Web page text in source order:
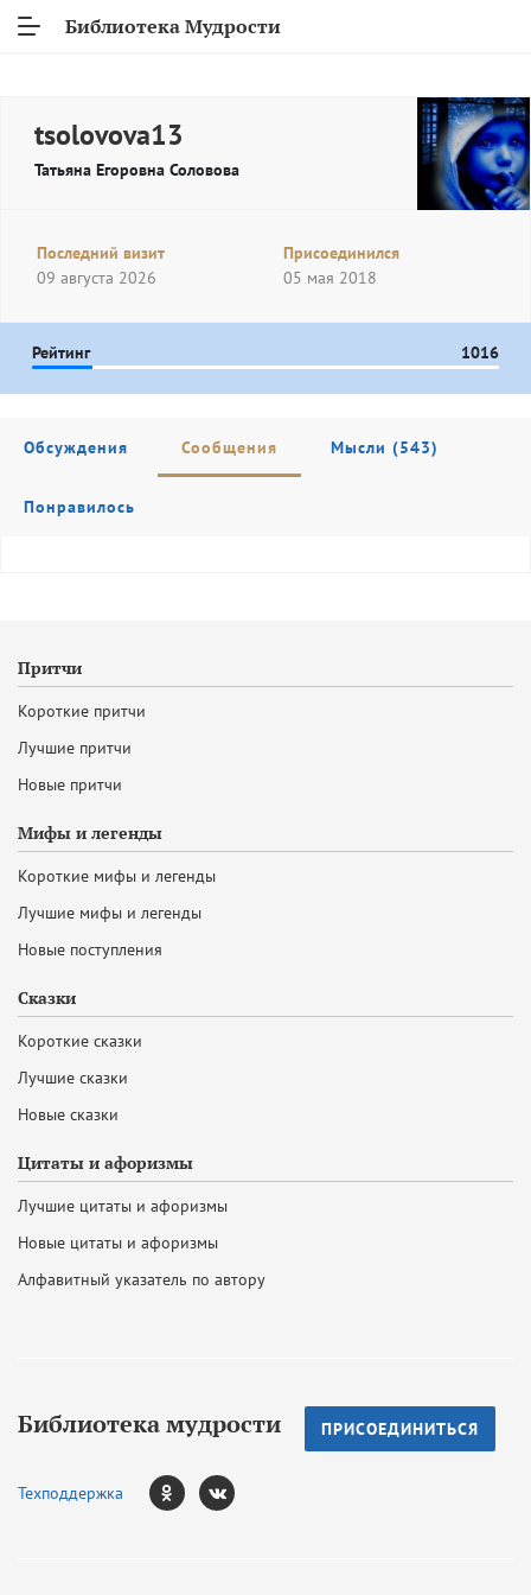
Библиотека Мудрости
tsolovova13
Татьяна Егоровна Соловова
Последний визит
09 августа 2026
Присоединился
05 мая 2018
Рейтинг 1016
Обсуждения Сообщения Мысли (543)
Понравилось
Притчи
Короткие притчи
Лучшие притчи
Новые притчи
Мифы и легенды
Короткие мифы и легенды
Лучшие мифы и легенды
Новые поступления
Сказки
Короткие сказки
Лучшие сказки
Новые сказки
Цитаты и афоризмы
Лучшие цитаты и афоризмы
Новые цитаты и афоризмы
Алфавитный указатель по автору
Библиотека мудрости ПРИСОЕДИНИТЬСЯ
Техподдержка